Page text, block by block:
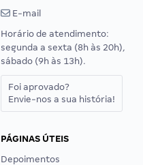
E-mail
Horário de atendimento:
segunda a sexta (8h às 20h),
sábado (9h às 13h).
Foi aprovado?
Envie-nos a sua história!
PÁGINAS ÚTEIS
Depoimentos